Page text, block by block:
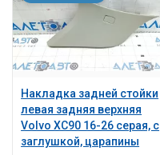
Накладка задней стойки
левая задняя верхняя
Volvo XC90 16-26 серая, с
заглушкой, царапины